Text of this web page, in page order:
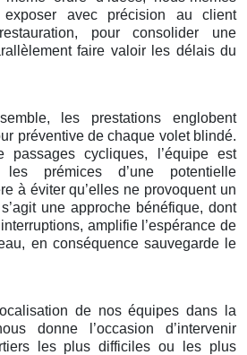
avec précision au client
pour consolider une
faire valoir les délais du
les prestations englobent
préventive de chaque volet blindé.
passages cycliques, l’équipe est
les prémices d’une potentielle
à éviter qu’elles ne provoquent un
une approche bénéfique, dont
amplifie l’espérance de
en conséquence sauvegarde le
de nos équipes dans la
donne l’occasion d’intervenir
les plus difficiles ou les plus